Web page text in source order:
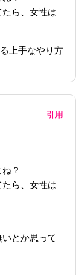
ら、女性は
上手なやり方
引用
？
ら、女性は
とか思って